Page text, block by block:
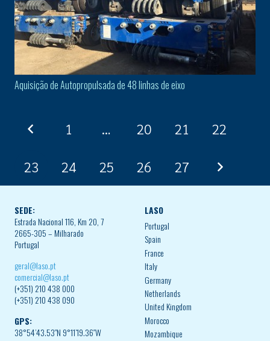
Aquisição de Autopropulsada de 48 linhas de eixo
1 … 20 21 22
23 24 25 26 27
SEDE:
Estrada Nacional 116, Km 20, 7
2665-305 – Milharado
Portugal
geral@laso.pt
comercial@laso.pt
(+351) 210 438 000
(+351) 210 438 090
GPS:
38°54’43.53″N 9°11’19.36″W
LASO
Portugal
Spain
France
Italy
Germany
Netherlands
United Kingdom
Morocco
Mozambique